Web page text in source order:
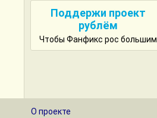
Поддержи проект
рублём
Чтобы Фанфикс рос большим
О проекте